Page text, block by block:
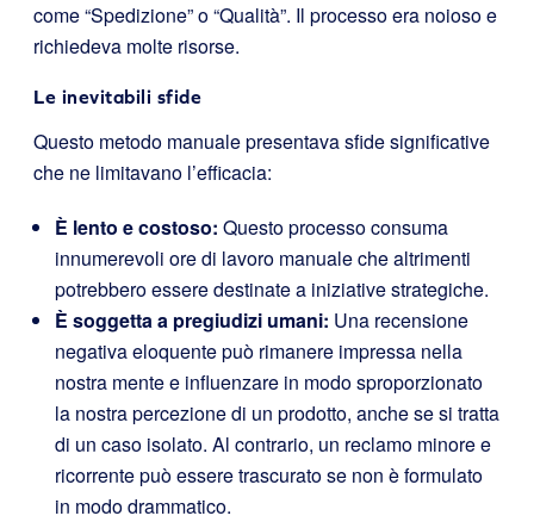
come “Spedizione” o “Qualità”. Il processo era noioso e
richiedeva molte risorse.
Le inevitabili sfide
Questo metodo manuale presentava sfide significative
che ne limitavano l’efficacia:
È lento e costoso: Questo processo consuma
innumerevoli ore di lavoro manuale che altrimenti
potrebbero essere destinate a iniziative strategiche.
È soggetta a pregiudizi umani: Una recensione
negativa eloquente può rimanere impressa nella
nostra mente e influenzare in modo sproporzionato
la nostra percezione di un prodotto, anche se si tratta
di un caso isolato. Al contrario, un reclamo minore e
ricorrente può essere trascurato se non è formulato
in modo drammatico.